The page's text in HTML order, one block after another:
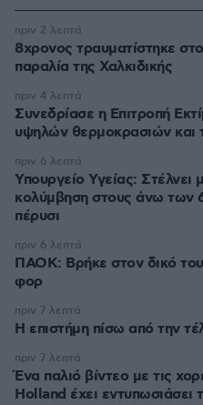
8χρονος τραυματίστηκε
παραλία της Χαλκιδικής
πριν 2 λεπτά
Συνεδρίασε η Επιτροπή
υψηλών θερμοκρασιών και
πριν 4 λεπτά
Υπουργείο Υγείας:
κολύμβηση στους άνω των
πέρυσι
πριν 6 λεπτά
ΠΑΟΚ: Βρήκε στον δικό
φορ
πριν 6 λεπτά
Η επιστήμη πίσω από την
πριν 7 λεπτά
Ένα παλιό βίντεο με τις
Holland έχει εντυπωσιάσει
πριν 7 λεπτά